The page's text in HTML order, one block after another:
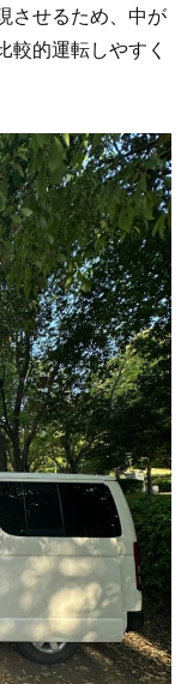
させるため、中が
較的運転しやすく